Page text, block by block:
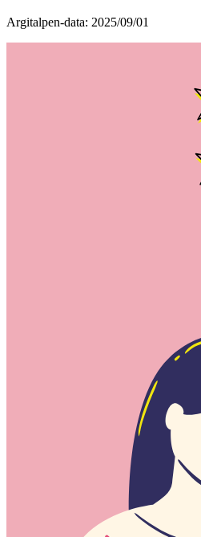
Argitalpen-data: 2025/09/01